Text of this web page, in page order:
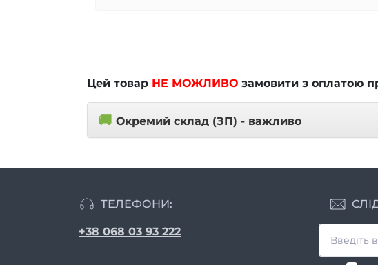
Цей товар НЕ МОЖЛИВО замовити з оплатою
🚚 Окремий склад (ЗП) - важливо
ТЕЛЕФОНИ:
+38 068 03 93 222